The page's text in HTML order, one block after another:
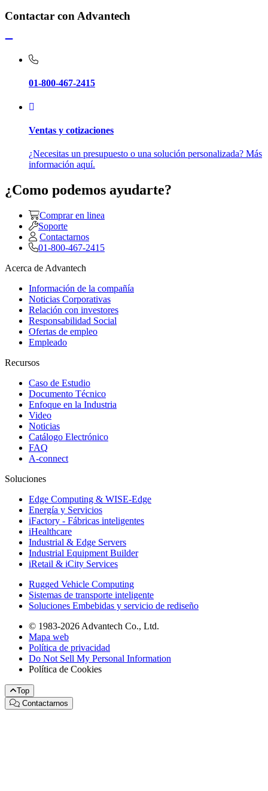
Contactar con Advantech
01-800-467-2415
Ventas y cotizaciones
¿Necesitas un presupuesto o una solución personalizada? Más
información aquí.
¿Como podemos ayudarte?
Comprar en linea
Soporte
Contactarnos
01-800-467-2415
Acerca de Advantech
Información de la compañía
Noticias Corporativas
Relación con investores
Responsabilidad Social
Ofertas de empleo
Empleado
Recursos
Caso de Estudio
Documento Técnico
Enfoque en la Industria
Video
Noticias
Catálogo Electrónico
FAQ
A-connect
Soluciones
Edge Computing & WISE-Edge
Energía y Servicios
iFactory - Fábricas inteligentes
iHealthcare
Industrial & Edge Servers
Industrial Equipment Builder
iRetail & iCity Services
Rugged Vehicle Computing
Sistemas de transporte inteligente
Soluciones Embebidas y servicio de rediseño
© 1983-2026 Advantech Co., Ltd.
Mapa web
Política de privacidad
Do Not Sell My Personal Information
Política de Cookies
Top
Contactarnos